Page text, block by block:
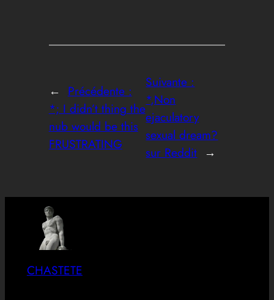
← Précédente :
*; I didn’t thing the
nub would be this
FRUSTRATING
Suivante :
*,Non
ejaculatory
sexual dream?
sur Reddit →
CHASTETE